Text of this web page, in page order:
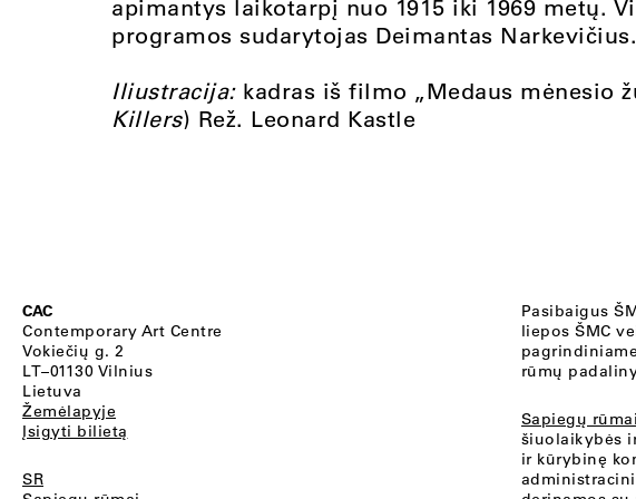
apimantys laikotarpį nuo 1915 iki 1969 metų.
programos sudarytojas Deimantas Narkevičius.
Iliustracija:kadras iš filmo „Medaus mėnesio
Killers) Rež. Leonard Kastle
CAC
Contemporary Art Centre
Vokiečių g. 2
LT–01130 Vilnius
Lietuva
Žemėlapyje
Įsigyti bilietą
SR
Pasibaigus
liepos ŠMC
rūmų
Sapiegų rūmai
šiuolaikybės
ir kūrybinę